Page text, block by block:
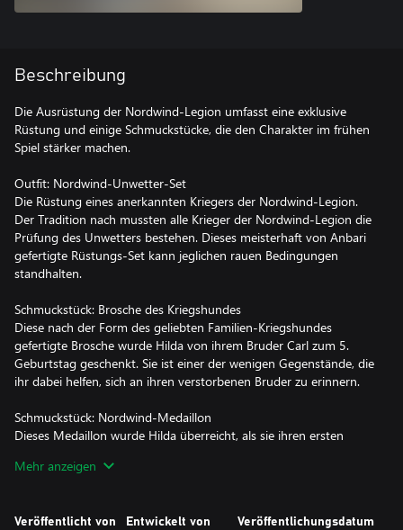
Beschreibung
Die Ausrüstung der Nordwind-Legion umfasst eine exklusive
Rüstung und einige Schmuckstücke, die den Charakter im frühen
Spiel stärker machen.
Outfit: Nordwind-Unwetter-Set
Die Rüstung eines anerkannten Kriegers der Nordwind-Legion.
Der Tradition nach mussten alle Krieger der Nordwind-Legion die
Prüfung des Unwetters bestehen. Dieses meisterhaft von Anbari
gefertigte Rüstungs-Set kann jeglichen rauen Bedingungen
standhalten.
Schmuckstück: Brosche des Kriegshundes
Diese nach der Form des geliebten Familien-Kriegshundes
gefertigte Brosche wurde Hilda von ihrem Bruder Carl zum 5.
Geburtstag geschenkt. Sie ist einer der wenigen Gegenstände, die
ihr dabei helfen, sich an ihren verstorbenen Bruder zu erinnern.
Schmuckstück: Nordwind-Medaillon
Dieses Medaillon wurde Hilda überreicht, als sie ihren ersten
Harold höchstpersönlich übergab es ihr als Zeichen des Lobes
Mehr anzeigen
Veröffentlicht von Entwickelt von Veröffentlichungsdatum